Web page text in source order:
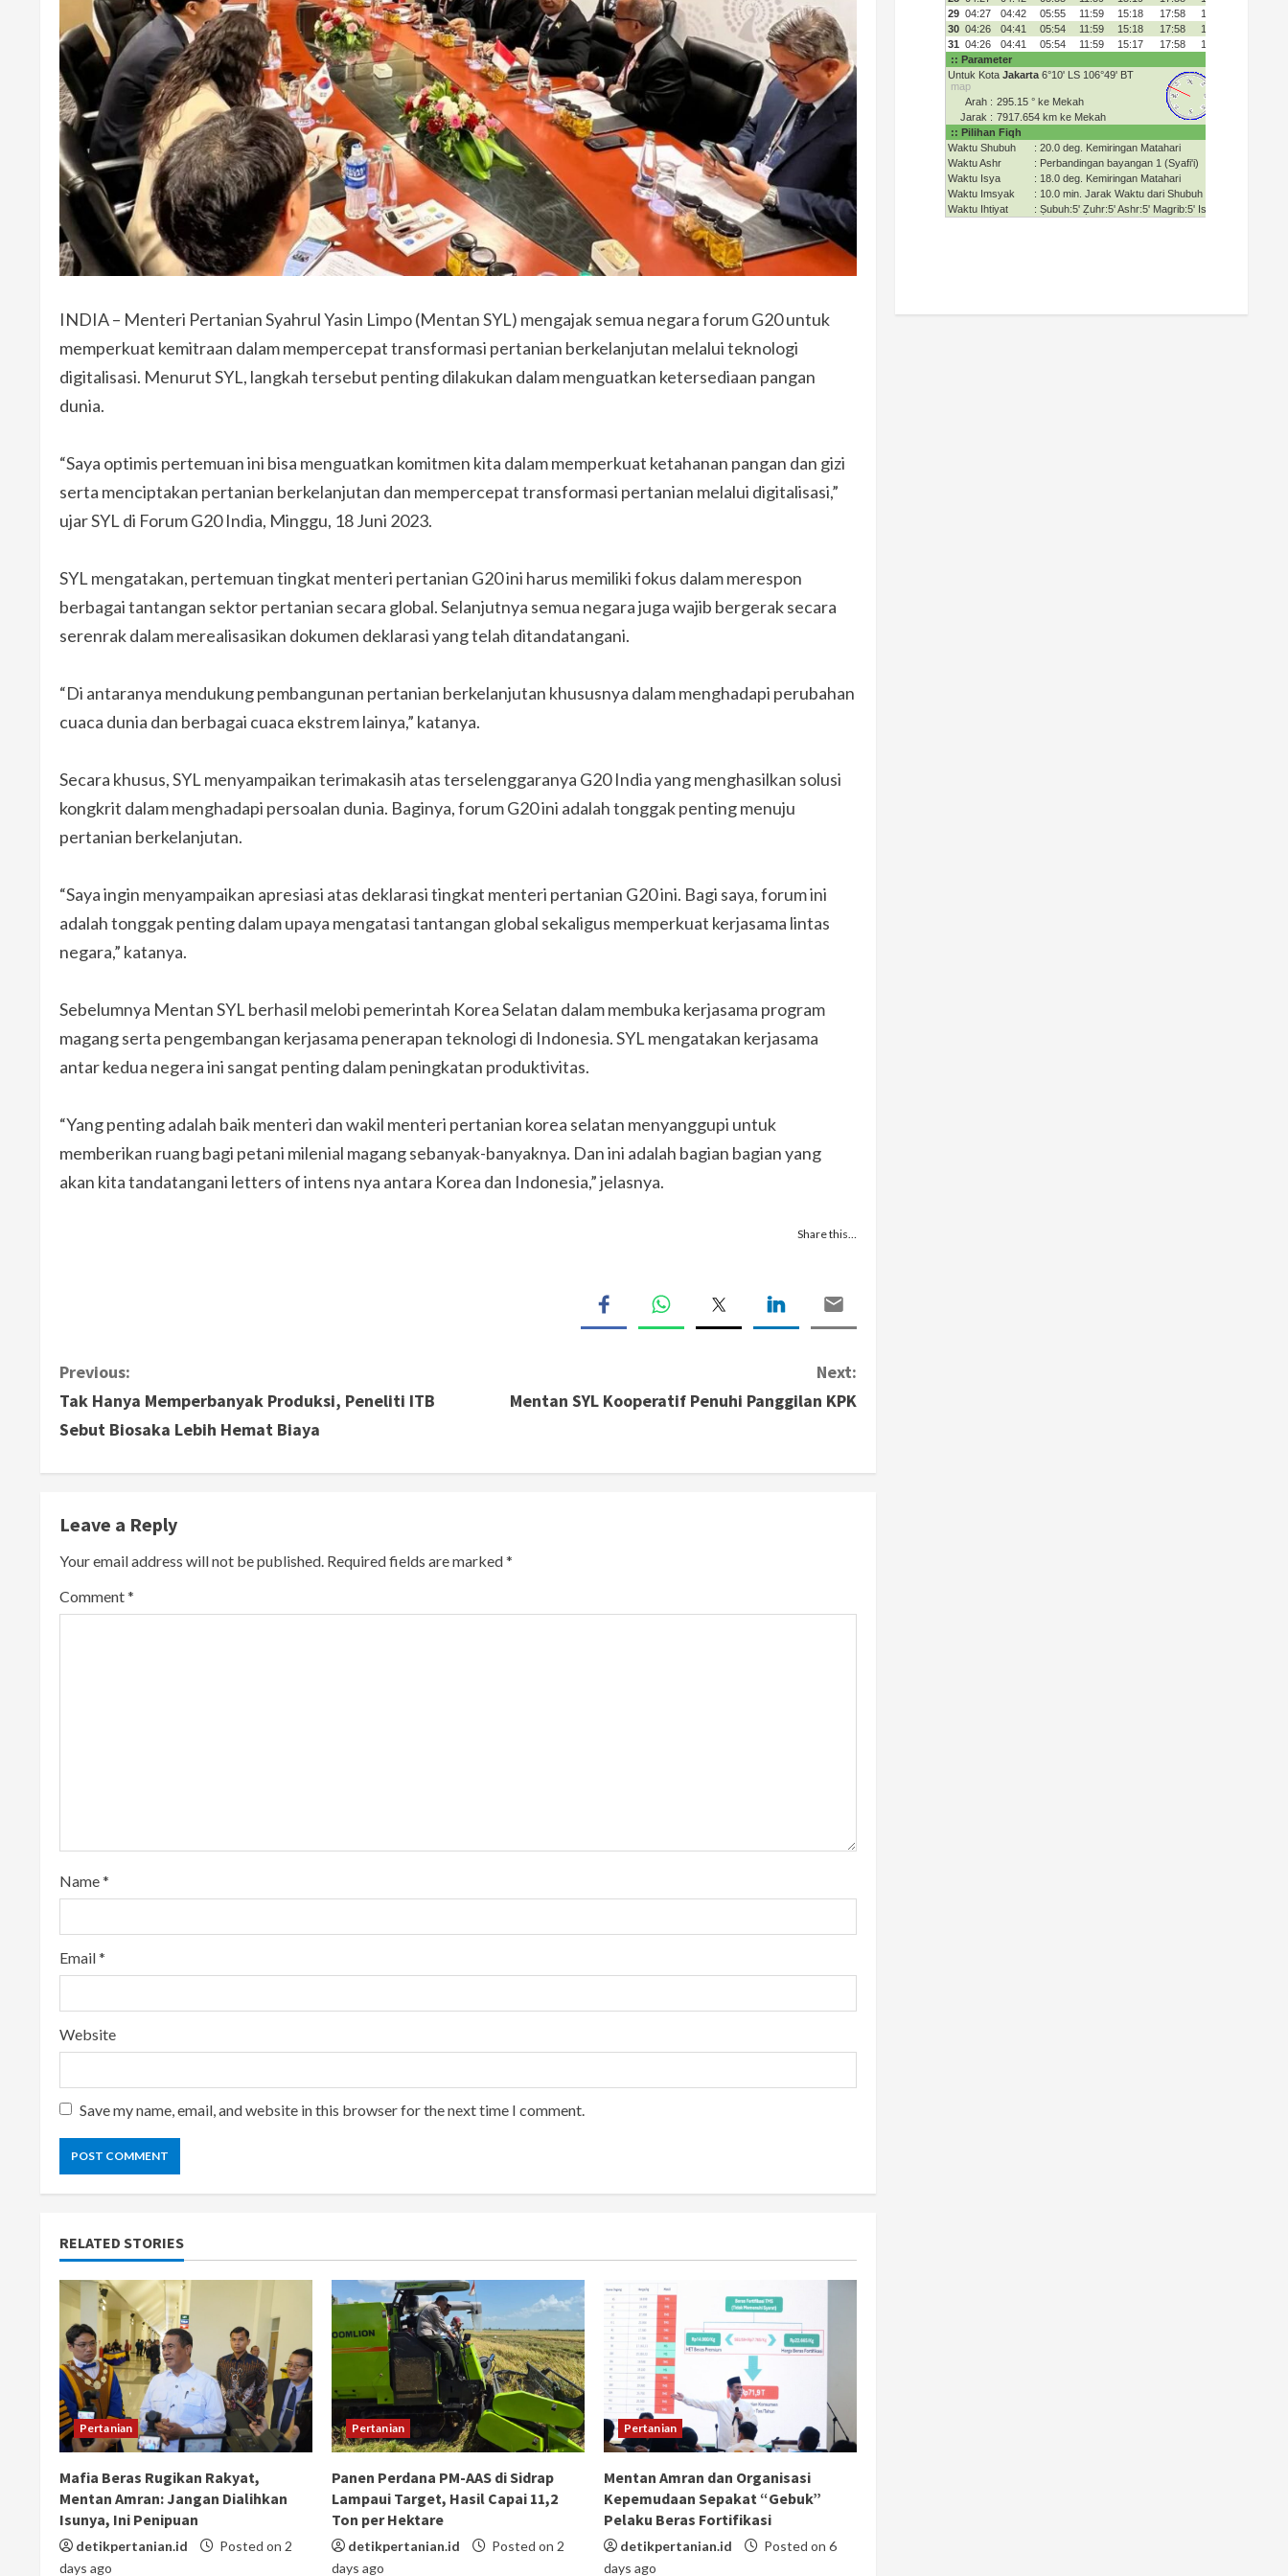
INDIA – Menteri Pertanian Syahrul Yasin Limpo (Mentan SYL) mengajak semua negara forum G20 untuk
memperkuat kemitraan dalam mempercepat transformasi pertanian berkelanjutan melalui teknologi
digitalisasi. Menurut SYL, langkah tersebut penting dilakukan dalam menguatkan ketersediaan pangan
dunia.
“Saya optimis pertemuan ini bisa menguatkan komitmen kita dalam memperkuat ketahanan pangan dan gizi
serta menciptakan pertanian berkelanjutan dan mempercepat transformasi pertanian melalui digitalisasi,”
ujar SYL di Forum G20 India, Minggu, 18 Juni 2023.
SYL mengatakan, pertemuan tingkat menteri pertanian G20 ini harus memiliki fokus dalam merespon
berbagai tantangan sektor pertanian secara global. Selanjutnya semua negara juga wajib bergerak secara
serenrak dalam merealisasikan dokumen deklarasi yang telah ditandatangani.
“Di antaranya mendukung pembangunan pertanian berkelanjutan khususnya dalam menghadapi perubahan
cuaca dunia dan berbagai cuaca ekstrem lainya,” katanya.
Secara khusus, SYL menyampaikan terimakasih atas terselenggaranya G20 India yang menghasilkan solusi
kongkrit dalam menghadapi persoalan dunia. Baginya, forum G20 ini adalah tonggak penting menuju
pertanian berkelanjutan.
“Saya ingin menyampaikan apresiasi atas deklarasi tingkat menteri pertanian G20 ini. Bagi saya, forum ini
adalah tonggak penting dalam upaya mengatasi tantangan global sekaligus memperkuat kerjasama lintas
negara,” katanya.
Sebelumnya Mentan SYL berhasil melobi pemerintah Korea Selatan dalam membuka kerjasama program
magang serta pengembangan kerjasama penerapan teknologi di Indonesia. SYL mengatakan kerjasama
antar kedua negera ini sangat penting dalam peningkatan produktivitas.
“Yang penting adalah baik menteri dan wakil menteri pertanian korea selatan menyanggupi untuk
memberikan ruang bagi petani milenial magang sebanyak-banyaknya. Dan ini adalah bagian bagian yang
akan kita tandatangani letters of intens nya antara Korea dan Indonesia,” jelasnya.
Share this…
C
o
i
n
u
i
n
g
Previous:
Tak Hanya Memperbanyak Produksi, Peneliti ITB
Sebut Biosaka Lebih Hemat Biaya
Next:
Mentan SYL Kooperatif Penuhi Panggilan KPK
Leave a Reply
Your email address will not be published. Required fields are marked*
Comment*
Name*
Email*
Website
Save my name, email, and website in this browser for the next time I comment.
RELATED STORIES
Pertanian
Mafia Beras Rugikan Rakyat,
Mentan Amran: Jangan Dialihkan
Isunya, Ini Penipuan
detikpertanian.id
Posted on 2
days ago
Pertanian
Panen Perdana PM-AAS di Sidrap
Lampaui Target, Hasil Capai 11,2
Ton per Hektare
detikpertanian.id
Posted on 2
days ago
Pertanian
Mentan Amran dan Organisasi
Kepemudaan Sepakat “Gebuk”
Pelaku Beras Fortifikasi
detikpertanian.id
Posted on 6
days ago